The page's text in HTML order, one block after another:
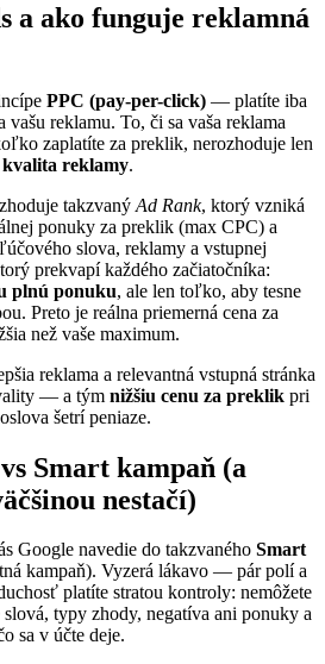
a ako funguje reklamná
PPC (pay-per-click) — platíte iba
reklamu. To, či sa vaša reklama
zaplatíte za preklik, nerozhoduje len
kvalita reklamy.
takzvaný Ad Rank, ktorý vzniká
ponuky za preklik (max CPC) a
slova, reklamy a vstupnej
prekvapí každého začiatočníka:
plnú ponuku, ale len toľko, aby tesne
Preto je reálna priemerná cena za
než vaše maximum.
reklama a relevantná vstupná stránka
— a tým nižšiu cenu za preklik pri
šetrí peniaze.
Smart kampaň (a
nestačí)
Google navedie do takzvaného Smart
kampaň). Vyzerá lákavo — pár polí a
platíte stratou kontroly: nemôžete
typy zhody, negatíva ani ponuky a
sa v účte deje.